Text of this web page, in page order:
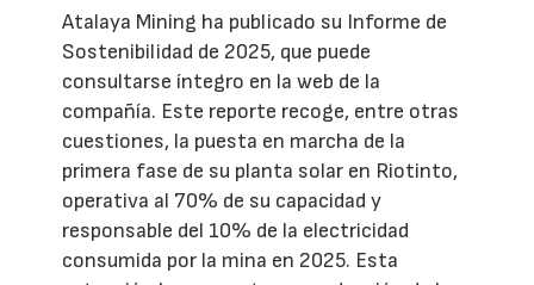
Atalaya Mining ha publicado su Informe de
Sostenibilidad de 2025, que puede
consultarse íntegro en la web de la
compañía. Este reporte recoge, entre otras
cuestiones, la puesta en marcha de la
primera fase de su planta solar en Riotinto,
operativa al 70% de su capacidad y
responsable del 10% de la electricidad
consumida por la mina en 2025. Esta